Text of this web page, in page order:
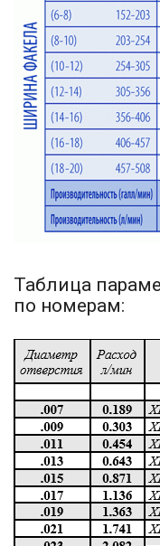
Таблица
по номерам: